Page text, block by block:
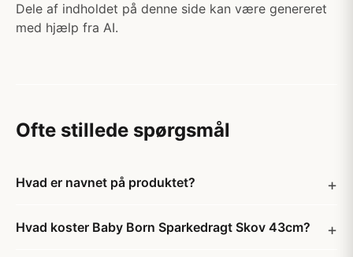
Dele af indholdet på denne side kan være genereret
med hjælp fra AI.
Ofte stillede spørgsmål
Hvad er navnet på produktet?
Hvad koster Baby Born Sparkedragt Skov 43cm?